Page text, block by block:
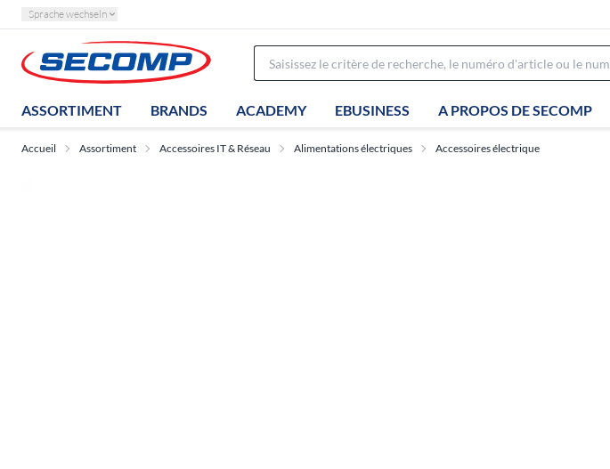
Sprache wechseln
ASSORTIMENT BRANDS ACADEMY EBUSINESS A PROPOS DE SECOMP
Accueil Assortiment Accessoires IT & Réseau Alimentations électriques Accessoires électrique